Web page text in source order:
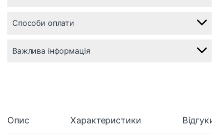
Способи оплати
Важлива інформація
Опис Характеристики Відгуки